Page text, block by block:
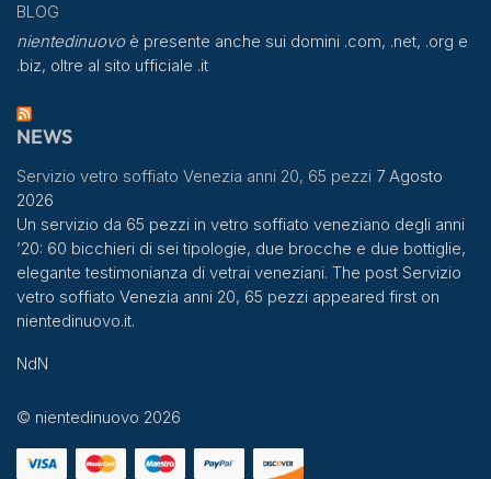
BLOG
nientedinuovoè presente anche sui domini .com, .net, .org e
.biz, oltre al sito ufficiale .it
NEWS
Servizio vetro soffiato Venezia anni 20, 65 pezzi 7 Agosto
2026
Un servizio da 65 pezzi in vetro soffiato veneziano degli anni
’20: 60 bicchieri di sei tipologie, due brocche e due bottiglie,
elegante testimonianza di vetrai veneziani. The post Servizio
vetro soffiato Venezia anni 20, 65 pezzi appeared first on
nientedinuovo.it.
NdN
© nientedinuovo 2026